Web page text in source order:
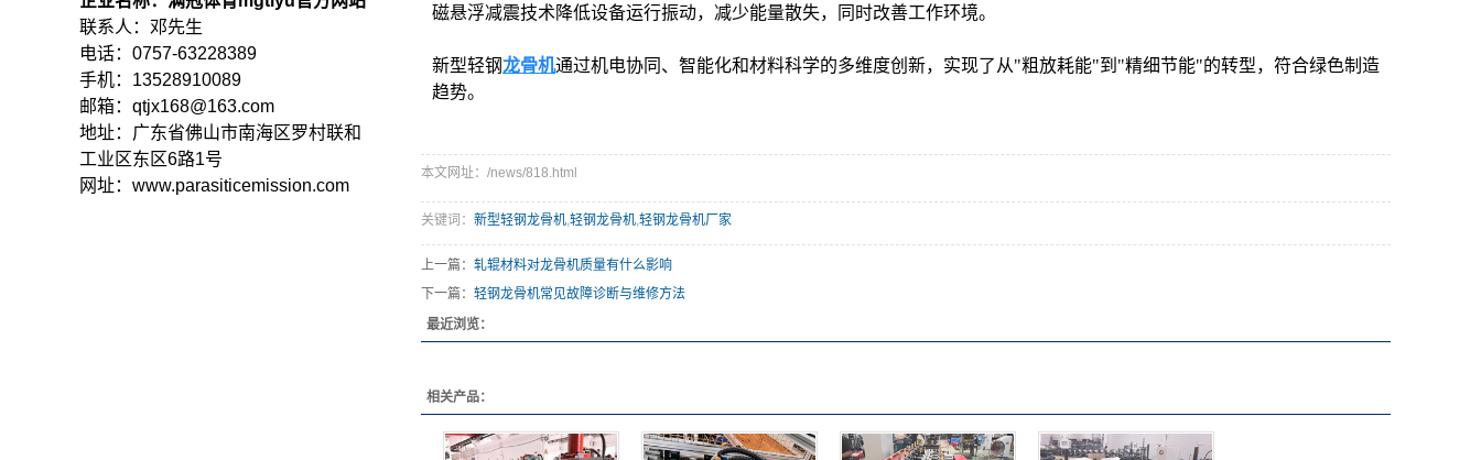
联系人：邓先生
电话：0757-63228389
手机：13528910089
邮箱：qtjx168@163.com
地址：广东省佛山市南海区罗村联和
工业区东区6路1号
网址：www.parasiticemission.com
磁悬浮减震技术降低设备运行振动，减少能量散失，同时改善工作环境。
新型轻钢龙骨机通过机电协同、智能化和材料科学的多维度创新，实现了从"粗放耗能"到"精细节能"的转型，符合绿色制造
趋势。
本文网址：/news/818.html
关键词： 新型轻钢龙骨机,轻钢龙骨机,轻钢龙骨机厂家
上一篇： 轧辊材料对龙骨机质量有什么影响
下一篇： 轻钢龙骨机常见故障诊断与维修方法
最近浏览：
相关产品：